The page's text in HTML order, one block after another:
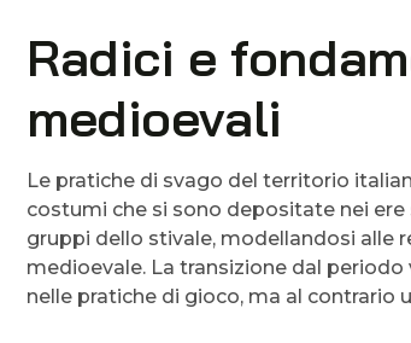
Radici e
medioevali
Le pratiche di svago del territorio
costumi che si sono depositate nei
gruppi dello stivale, modellandosi alle
medioevale. La transizione dal
nelle pratiche di gioco, ma al